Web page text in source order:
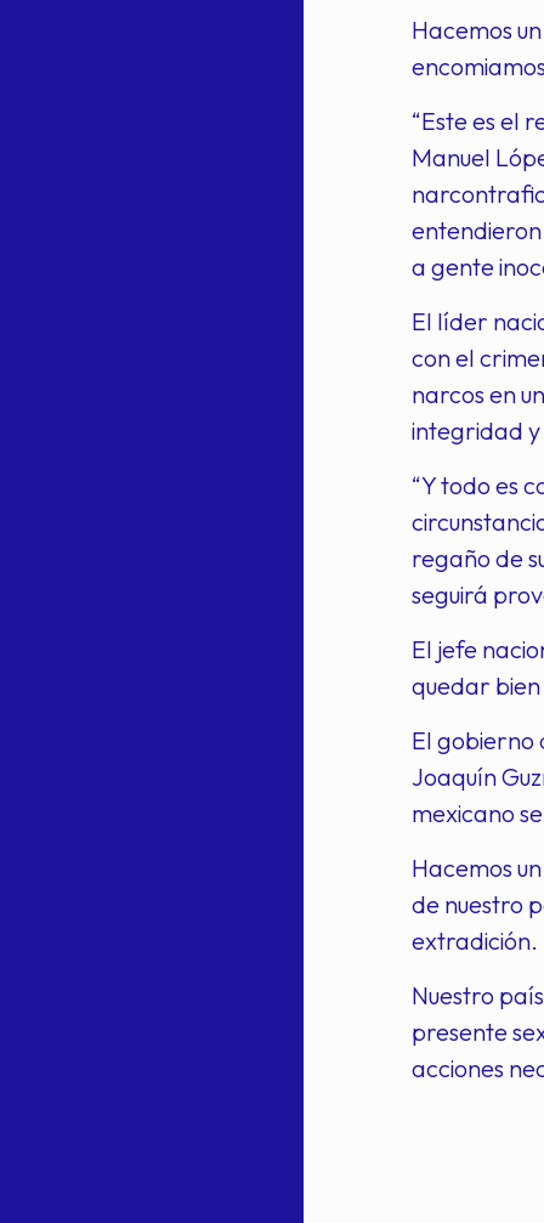
Hacemos
“Este es el
Manuel
a gente
El líder
con el
narcos en
integridad
“Y todo es
regaño de
seguirá
El jefe
quedar bien
El gobierno
Joaquín
mexicano
Hacemos
de nuestro
extradición.
Nuestro
presente
acciones